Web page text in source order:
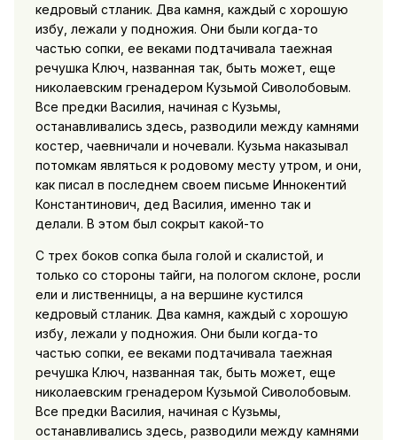
кедровый стланик. Два камня, каждый с хорошую
избу, лежали у подножия. Они были когда-то
частью сопки, ее веками подтачивала таежная
речушка Ключ, названная так, быть может, еще
николаевским гренадером Кузьмой Сиволобовым.
Все предки Василия, начиная с Кузьмы,
останавливались здесь, разводили между камнями
костер, чаевничали и ночевали. Кузьма наказывал
потомкам являться к родовому месту утром, и они,
как писал в последнем своем письме Иннокентий
Константинович, дед Василия, именно так и
делали. В этом был сокрыт какой-то
С трех боков сопка была голой и скалистой, и
только со стороны тайги, на пологом склоне, росли
ели и лиственницы, а на вершине кустился
кедровый стланик. Два камня, каждый с хорошую
избу, лежали у подножия. Они были когда-то
частью сопки, ее веками подтачивала таежная
речушка Ключ, названная так, быть может, еще
николаевским гренадером Кузьмой Сиволобовым.
Все предки Василия, начиная с Кузьмы,
останавливались здесь, разводили между камнями